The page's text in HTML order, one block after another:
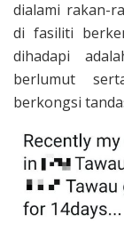
dialami rakan-
di fasiliti
dihadapi
berlumut
berkongsi